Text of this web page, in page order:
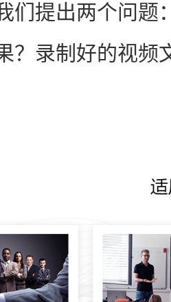
们提出两个问题
？录制好的视频